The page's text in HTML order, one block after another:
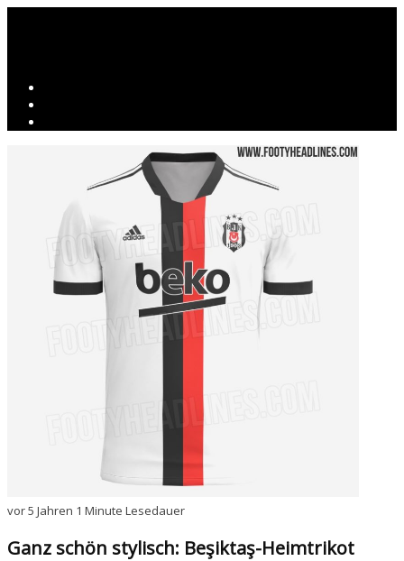
vor 5 Jahren 1 Minute Lesedauer
Ganz schön stylisch: Beşiktaş-Heimtrikot